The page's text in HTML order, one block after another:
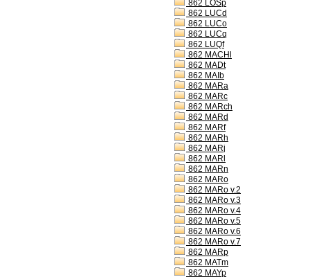
862 LOSp
862 LUCd
862 LUCo
862 LUCq
862 LUQf
862 MACHl
862 MADt
862 MAIb
862 MARa
862 MARc
862 MARch
862 MARd
862 MARf
862 MARh
862 MARj
862 MARl
862 MARn
862 MARo
862 MARo v.2
862 MARo v.3
862 MARo v.4
862 MARo v.5
862 MARo v.6
862 MARo v.7
862 MARp
862 MATm
862 MAYp